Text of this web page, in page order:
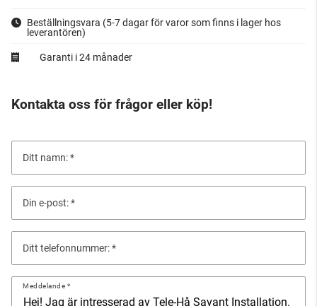
Beställningsvara (5-7 dagar för varor som finns i lager hos
leverantören)
Garanti i 24 månader
Kontakta oss för frågor eller köp!
Ditt namn:
Din e-post:
Ditt telefonnummer:
Meddelande